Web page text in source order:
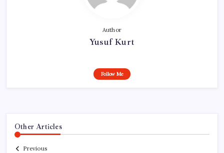
Author
Yusuf Kurt
Follow Me
Other Articles
Previous